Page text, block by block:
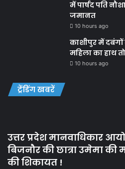
में पार्षद पति
जमानत
10 hours ago
काशीपुर में
महिला का हाथ
10 hours ago
ट्रेंडिंग खबरें
उत्तर प्रदेश मानवाधिकार
बिजनौर की छात्रा उमेमा
की शिकायत !